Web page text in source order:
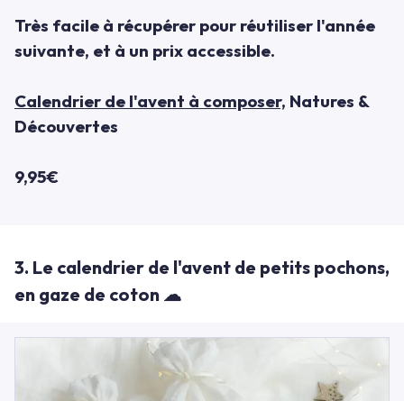
Très facile à récupérer pour réutiliser l'année
suivante, et à un prix accessible.
Calendrier de l'avent à composer, Natures &
Découvertes
9,95€
3. Le calendrier de l'avent de petits pochons,
en gaze de coton ☁